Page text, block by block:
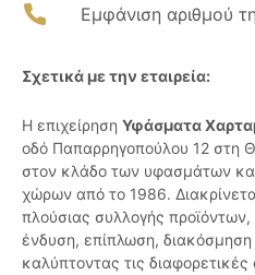
Εμφάνιση αριθμού
Σχετικά με την εταιρεία:
Η επιχείρηση Υφάσματα
οδό Παπαρρηγοπούλου 12 στη
στον κλάδο των υφασμάτων
χώρων από το 1986.
πλούσιας συλλογής
ένδυση, επίπλωση, διακόσμηση
καλύπτοντας τις